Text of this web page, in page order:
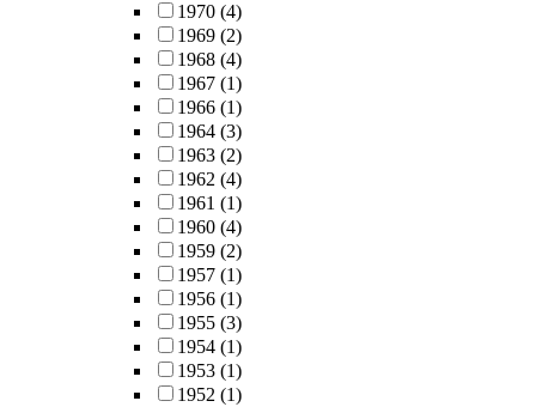
1970 (4)
1969 (2)
1968 (4)
1967 (1)
1966 (1)
1964 (3)
1963 (2)
1962 (4)
1961 (1)
1960 (4)
1959 (2)
1957 (1)
1956 (1)
1955 (3)
1954 (1)
1953 (1)
1952 (1)